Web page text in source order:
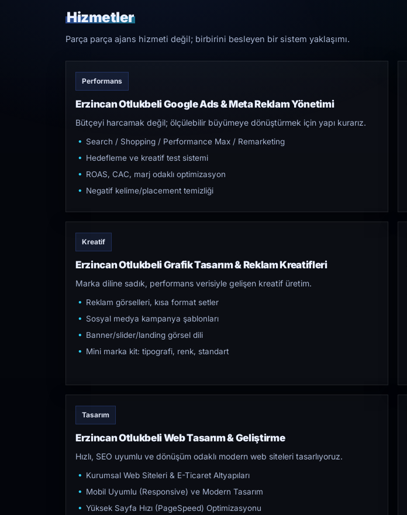
Hizmetler
Parça parça ajans hizmeti değil; birbirini besleyen bir sistem yaklaşımı.
Performans
Erzincan Otlukbeli Google Ads & Meta Reklam Yönetimi
Bütçeyi harcamak değil; ölçülebilir büyümeye dönüştürmek için yapı kurarız.
Search / Shopping / Performance Max / Remarketing
Hedefleme ve kreatif test sistemi
ROAS, CAC, marj odaklı optimizasyon
Negatif kelime/placement temizliği
Kreatif
Erzincan Otlukbeli Grafik Tasarım & Reklam Kreatifleri
Marka diline sadık, performans verisiyle gelişen kreatif üretim.
Reklam görselleri, kısa format setler
Sosyal medya kampanya şablonları
Banner/slider/landing görsel dili
Mini marka kit: tipografi, renk, standart
Tasarım
Erzincan Otlukbeli Web Tasarım & Geliştirme
Hızlı, SEO uyumlu ve dönüşüm odaklı modern web siteleri tasarlıyoruz.
Kurumsal Web Siteleri & E-Ticaret Altyapıları
Mobil Uyumlu (Responsive) ve Modern Tasarım
Yüksek Sayfa Hızı (PageSpeed) Optimizasyonu